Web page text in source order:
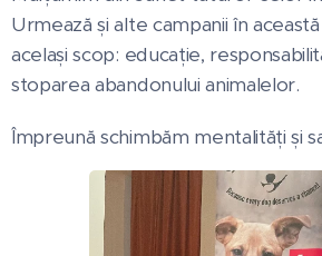
Urmează și alte campanii în
același scop: educație,
stoparea abandonului animalelor.
Împreună schimbăm mentalități și